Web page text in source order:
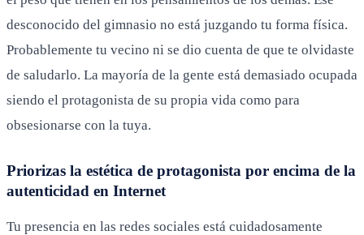
desconocido del gimnasio no está juzgando tu forma física.
Probablemente tu vecino ni se dio cuenta de que te olvidaste
de saludarlo. La mayoría de la gente está demasiado ocupada
siendo el protagonista de su propia vida como para
obsesionarse con la tuya.
Priorizas la estética de protagonista por encima de la
autenticidad en Internet
Tu presencia en las redes sociales está cuidadosamente